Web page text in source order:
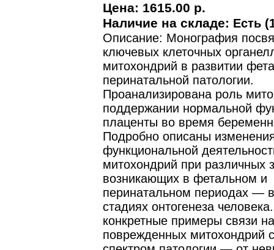
Цена: 1615.00 р.
Наличие на складе: Есть
Описание: Монография
ключевых клеточных
митохондрий в развитии
перинатальной патологии.
Проанализирована роль
поддержании нормальной
плаценты во время
Подробно описаны
функциональной
митохондрий при различных
возникающих в фетальном и
перинатальном периодах —
стадиях онтогенеза
конкретные примеры связи
поврежденных митохондрий